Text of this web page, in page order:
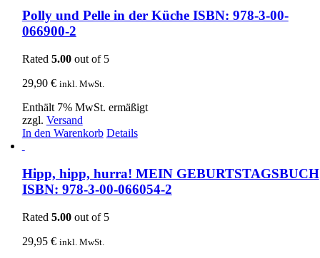
Polly und Pelle in der Küche ISBN: 978-3-00-
066900-2
Rated 5.00out of 5
29,90 € inkl. MwSt.
Enthält 7% MwSt. ermäßigt
zzgl. Versand
In den Warenkorb Details
Hipp, hipp, hurra! MEIN GEBURTSTAGSBUCH
ISBN: 978-3-00-066054-2
Rated 5.00out of 5
29,95 € inkl. MwSt.